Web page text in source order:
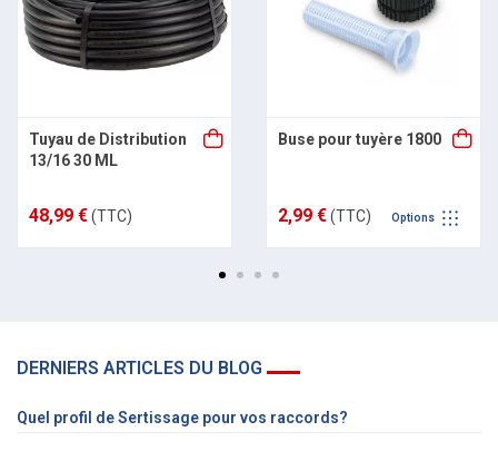
Tuyau de Distribution
13/16 30 ML
48,99 €(TTC)
Buse pour tuyère 1800
2,99 €(TTC) Options
DERNIERS ARTICLES DU BLOG
Quel profil de Sertissage pour vos raccords?